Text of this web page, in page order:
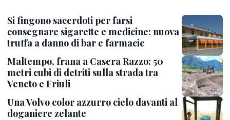
Si fingono sacerdoti per farsi
consegnare sigarette e medicine: nuova
truffa a danno di bar e farmacie
Maltempo, frana a Casera Razzo: 50
metri cubi di detriti sulla strada tra
Veneto e Friuli
Una Volvo color azzurro cielo davanti al
doganiere zelante